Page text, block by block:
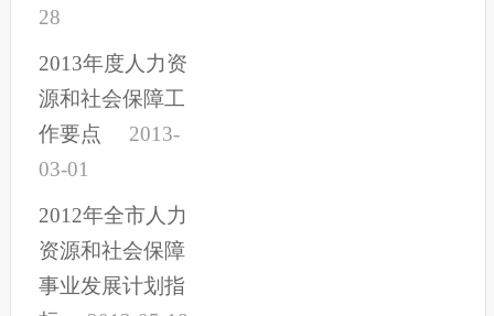
28
2013年度人力资
源和社会保障工
作要点
2013-
03-01
2012年全市人力
资源和社会保障
事业发展计划指